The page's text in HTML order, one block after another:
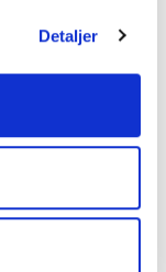
Detaljer
ta en kikk på siden